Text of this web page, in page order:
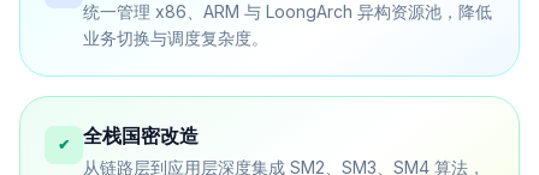
统一管理 x86、ARM 与 LoongArch 异构资源池，降低
业务切换与调度复杂度。
✔ 全栈国密改造
从链路层到应用层深度集成 SM2、SM3、SM4 算法，